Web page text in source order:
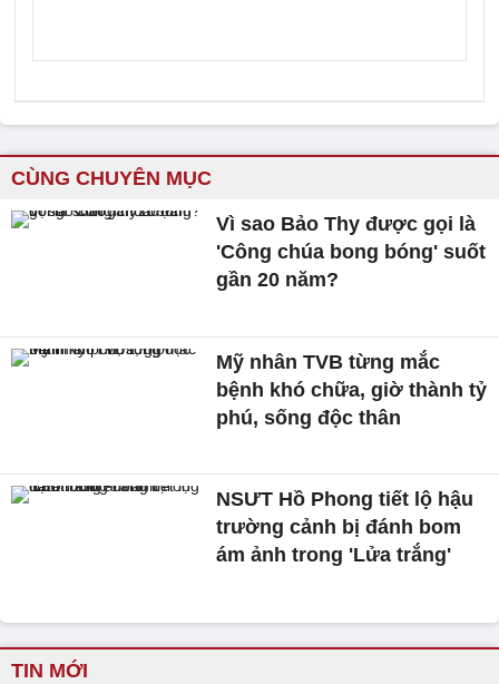
CÙNG CHUYÊN MỤC
Vì sao Bảo Thy được gọi là
'Công chúa bong bóng' suốt
gần 20 năm?
Mỹ nhân TVB từng mắc
bệnh khó chữa, giờ thành tỷ
phú, sống độc thân
NSƯT Hồ Phong tiết lộ hậu
trường cảnh bị đánh bom
ám ảnh trong 'Lửa trắng'
TIN MỚI